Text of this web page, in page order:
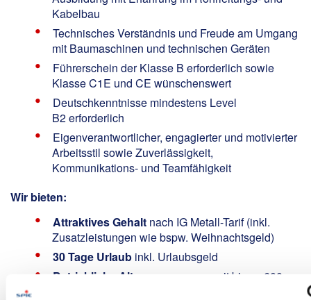
Kabelbau
Technisches Verständnis und Freude am Umgang
mit Baumaschinen und technischen Geräten
Führerschein der Klasse B erforderlich sowie
Klasse C1E und CE wünschenswert
Deutschkenntnisse mindestens Level
B2 erforderlich
Eigenverantwortlicher, engagierter und motivierter
Arbeitsstil sowie Zuverlässigkeit,
Kommunikations- und Teamfähigkeit
Wir bieten:
Attraktives Gehalt nach IG Metall-Tarif (inkl.
Zusatzleistungen wie bspw. Weihnachtsgeld)
30 Tage Urlaub inkl. Urlaubsgeld
Betriebliche Altersversorgung
mit bis zu 600